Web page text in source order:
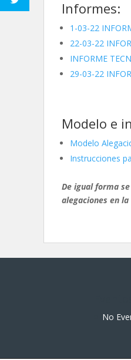
Informes:
1-03-22
22-03-22
INFORME
29-03-22
Modelo e
Modelo
Instrucciones
De igual forma
alegaciones en
No